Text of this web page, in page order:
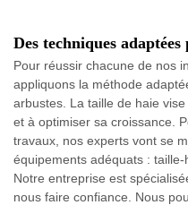
Des techniques
Pour réussir chacune de nos
appliquons la méthode
arbustes. La taille de haie
et à optimiser sa croissance.
travaux, nos experts vont se
équipements adéquats :
Notre entreprise est
nous faire confiance. Nous